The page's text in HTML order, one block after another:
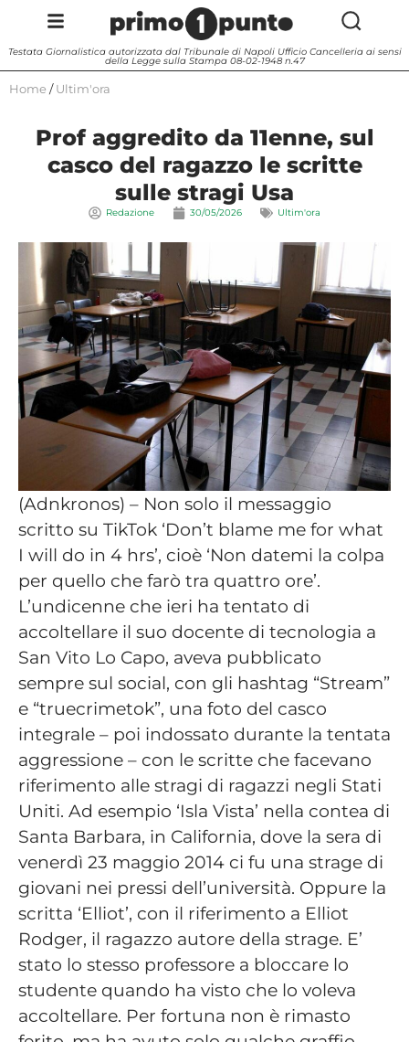
Testata Giornalistica autorizzata dal Tribunale di Napoli Ufficio Cancelleria ai sensi
della Legge sulla Stampa 08-02-1948 n.47
Home / Ultim'ora
Prof aggredito da 11enne, sul
casco del ragazzo le scritte
sulle stragi Usa
Redazione 30/05/2026 Ultim'ora
(Adnkronos) – Non solo il messaggio
scritto su TikTok ‘Don’t blame me for what
I will do in 4 hrs’, cioè ‘Non datemi la colpa
per quello che farò tra quattro ore’.
L’undicenne che ieri ha tentato di
accoltellare il suo docente di tecnologia a
San Vito Lo Capo, aveva pubblicato
sempre sul social, con gli hashtag “Stream”
e “truecrimetok”, una foto del casco
integrale – poi indossato durante la tentata
aggressione – con le scritte che facevano
riferimento alle stragi di ragazzi negli Stati
Uniti. Ad esempio ‘Isla Vista’ nella contea di
Santa Barbara, in California, dove la sera di
venerdì 23 maggio 2014 ci fu una strage di
giovani nei pressi dell’università. Oppure la
scritta ‘Elliot’, con il riferimento a Elliot
Rodger, il ragazzo autore della strage. E’
stato lo stesso professore a bloccare lo
studente quando ha visto che lo voleva
accoltellare. Per fortuna non è rimasto